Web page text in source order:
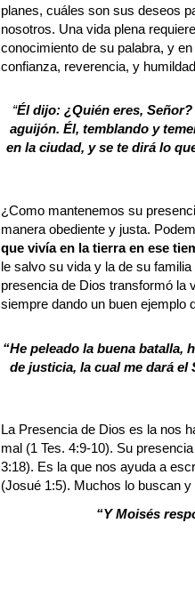
planes, cuáles son sus deseos
nosotros. Una vida plena
conocimiento de su palabra, y
confianza, reverencia, y
“Él dijo: ¿Quién eres,
aguijón. Él, temblando y
en la ciudad, y se te dirá lo
¿Como mantenemos su
manera obediente y justa.
que vivía en la tierra en ese
le salvo su vida y la de su
presencia de Dios transformó la
siempre dando un buen ejemplo
“He peleado la buena batalla,
de justicia, la cual me dará
La Presencia de Dios es la nos
mal (1 Tes. 4:9-10). Su
3:18). Es la que nos ayuda a
(Josué 1:5). Muchos lo buscan
“Y Moisés